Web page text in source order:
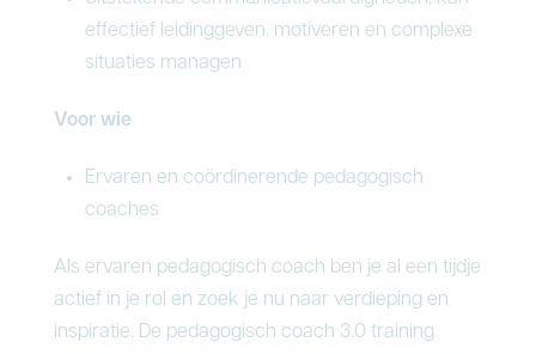
effectief leidinggeven, motiveren en complexe
situaties managen
Voor wie
Ervaren en coördinerende pedagogisch
coaches
Als ervaren pedagogisch coach ben je al een tijdje
actief in je rol en zoek je nu naar verdieping en
inspiratie. De pedagogisch coach 3.0 training